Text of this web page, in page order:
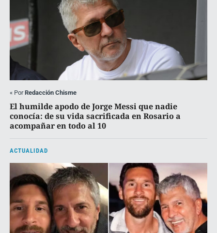
« PorRedacción Chisme
El humilde apodo de Jorge Messi que nadie
conocía: de su vida sacrificada en Rosario a
acompañar en todo al 10
ACTUALIDAD